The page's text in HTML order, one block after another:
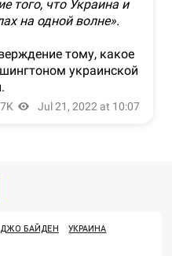
ДЖО БАЙДЕН
УКРАИНА